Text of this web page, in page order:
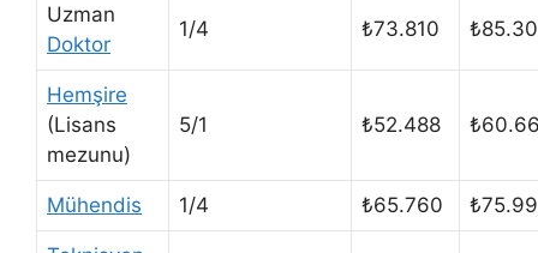
Uzman
Doktor
1/4 ₺73.810
Hemşire
(Lisans
mezunu)
5/1 ₺52.488
Mühendis 1/4 ₺65.760